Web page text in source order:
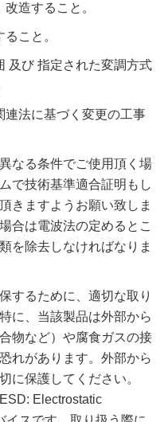
造すること。
こと。
及び 指定された変調方式
連法に基づく変更の工事
なる条件でご使用頂く場
で技術基準適合証明もし
きますようお願い致しま
合は電波法の定めるとこ
を除去しなければなりま
するために、適切な取り
に、当該製品は外部から
物など）や腐食ガスの接
れがあります。外部から
に保護してください。
Electrostatic